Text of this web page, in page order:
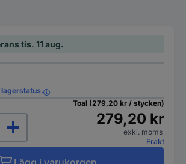
tis. 11 aug.
lagerstatus.
Toal (279,20 kr / stycken)
279,20 kr
exkl. moms
Frakt